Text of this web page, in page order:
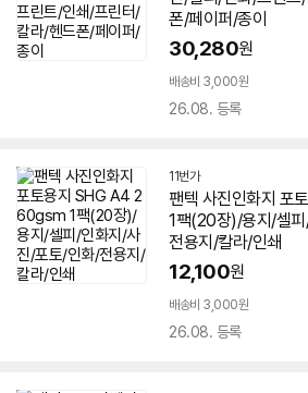
폰/페이퍼/종이
30,280원
배송비 3,000원
26.08. 등록
11번가
팬텍 사진인화지 포
1팩(20장)/용지/셀피
전용지/칼라/인쇄
12,100원
배송비 3,000원
26.08. 등록